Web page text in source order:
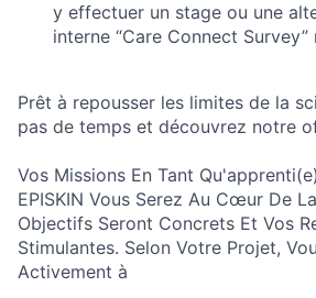
y effectuer un stage ou une
interne “Care Connect
Prêt à repousser les limites de la
pas de temps et découvrez notre
Vos Missions En Tant
EPISKIN Vous Serez Au Cœur De
Objectifs Seront Concrets Et Vos
Stimulantes. Selon Votre Projet,
Activement à